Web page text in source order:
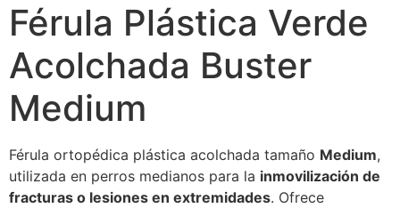
Férula Plástica Verde
Acolchada Buster
Medium
Férula ortopédica plástica acolchada tamaño Medium,
utilizada en perros medianos para la inmovilización de
fracturas o lesiones en extremidades. Ofrece